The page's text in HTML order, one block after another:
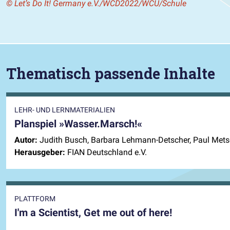
© Let’s Do It! Germany e.V./WCD2022/WCU/Schule
Thematisch passende Inhalte
LEHR- UND LERNMATERIALIEN
Planspiel »Wasser.Marsch!«
Autor: Judith Busch, Barbara Lehmann-Detscher, Paul
Herausgeber: FIAN Deutschland e.V.
PLATTFORM
I'm a Scientist, Get me out of here!